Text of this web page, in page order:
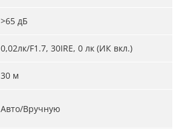
>65 дБ
0,02лк/F1.7, 30IRE, 0 лк (ИК вкл.)
30 м
Авто/Вручную